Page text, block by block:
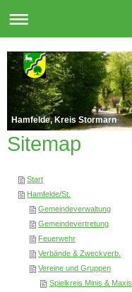
Hamfelde, Kreis Stormarn
Sitemap
Start
Hamfelde/St.
Gemeindeverwaltung
Gemeindevertretung
Feuerwehr
Verbände & Zweckverb.
Vereine und Gruppen
Spielkreis Minis & Maxis